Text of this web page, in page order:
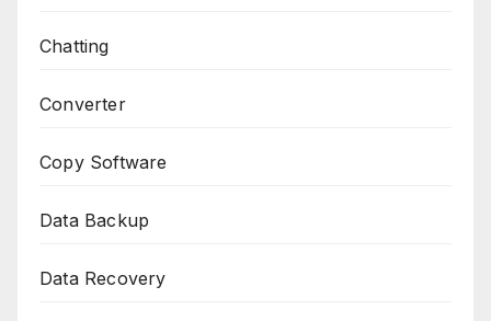
Chatting
Converter
Copy Software
Data Backup
Data Recovery